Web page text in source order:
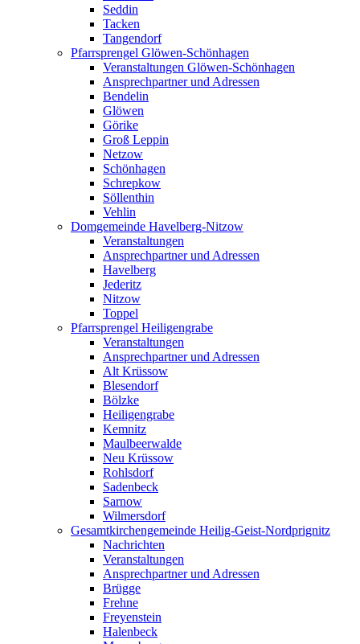
Seddin
Tacken
Tangendorf
Pfarrsprengel Glöwen-Schönhagen
Veranstaltungen Glöwen-Schönhagen
Ansprechpartner und Adressen
Bendelin
Glöwen
Görike
Groß Leppin
Netzow
Schönhagen
Schrepkow
Söllenthin
Vehlin
Domgemeinde Havelberg-Nitzow
Veranstaltungen
Ansprechpartner und Adressen
Havelberg
Jederitz
Nitzow
Toppel
Pfarrsprengel Heiligengrabe
Veranstaltungen
Ansprechpartner und Adressen
Alt Krüssow
Blesendorf
Bölzke
Heiligengrabe
Kemnitz
Maulbeerwalde
Neu Krüssow
Rohlsdorf
Sadenbeck
Sarnow
Wilmersdorf
Gesamtkirchengemeinde Heilig-Geist-Nordprignitz
Nachrichten
Veranstaltungen
Ansprechpartner und Adressen
Brügge
Frehne
Freyenstein
Halenbeck